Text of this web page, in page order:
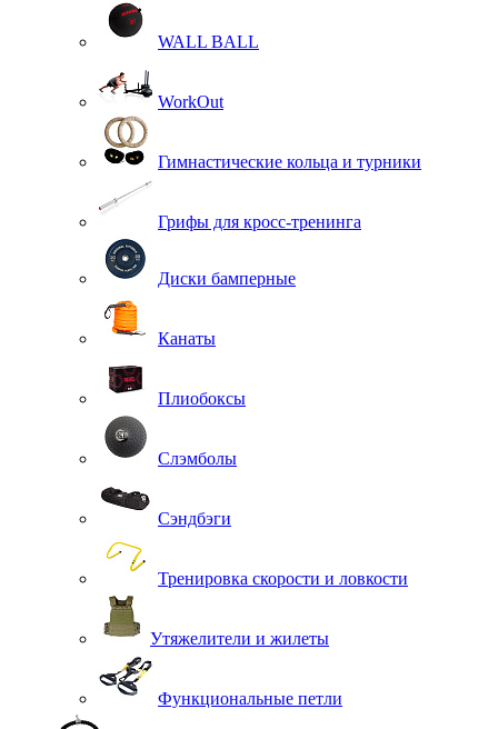
WALL BALL
WorkOut
Гимнастические кольца и турники
Грифы для кросс-тренинга
Диски бамперные
Канаты
Плиобоксы
Слэмболы
Сэндбэги
Тренировка скорости и ловкости
Утяжелители и жилеты
Функциональные петли